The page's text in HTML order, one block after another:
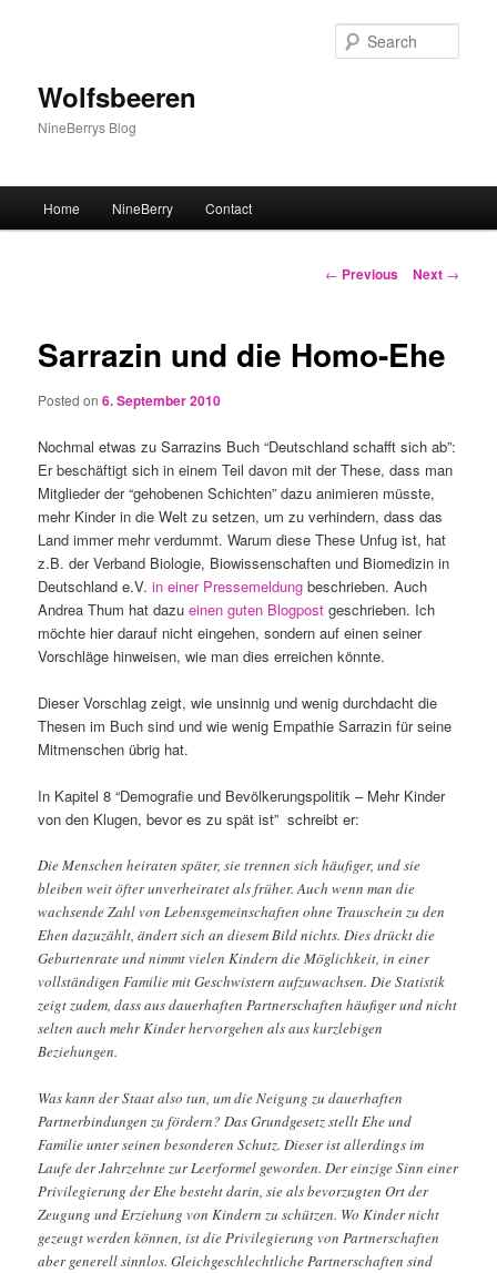
Wolfsbeeren
NineBerrys Blog
Skip to primary content
Home NineBerry Contact
Post navigation
← Previous Next →
Sarrazin und die Homo-Ehe
Posted on6. September 2010
Nochmal etwas zu Sarrazins Buch “Deutschland schafft sich ab”:
Er beschäftigt sich in einem Teil davon mit der These, dass man
Mitglieder der “gehobenen Schichten” dazu animieren müsste,
mehr Kinder in die Welt zu setzen, um zu verhindern, dass das
Land immer mehr verdummt. Warum diese These Unfug ist, hat
z.B. der Verband Biologie, Biowissenschaften und Biomedizin in
Deutschland e.V. in einer Pressemeldung beschrieben. Auch
Andrea Thum hat dazueinen guten Blogpost geschrieben. Ich
möchte hier darauf nicht eingehen, sondern auf einen seiner
Vorschläge hinweisen, wie man dies erreichen könnte.
Dieser Vorschlag zeigt, wie unsinnig und wenig durchdacht die
Thesen im Buch sind und wie wenig Empathie Sarrazin für seine
Mitmenschen übrig hat.
In Kapitel 8 “Demografie und Bevölkerungspolitik – Mehr Kinder
von den Klugen, bevor es zu spät ist” schreibt er:
Die Menschen heiraten später, sie trennen sich häufiger, und sie
bleiben weit öfter unverheiratet als früher. Auch wenn man die
wachsende Zahl von Lebensgemeinschaften ohne Trauschein zu den
Ehen dazuzählt, ändert sich an diesem Bild nichts. Dies drückt die
Geburtenrate und nimmt vielen Kindern die Möglichkeit, in einer
vollständigen Familie mit Geschwistern aufzuwachsen. Die Statistik
zeigt zudem, dass aus dauerhaften Partnerschaften häufiger und nicht
selten auch mehr Kinder hervorgehen als aus kurzlebigen
Beziehungen.
Was kann der Staat also tun, um die Neigung zu dauerhaften
Partnerbindungen zu fördern? Das Grundgesetz stellt Ehe und
Familie unter seinen besonderen Schutz. Dieser ist allerdings im
Laufe der Jahrzehnte zur Leerformel geworden. Der einzige Sinn einer
Privilegierung der Ehe besteht darin, sie als bevorzugten Ort der
Zeugung und Erziehung von Kindern zu schützen. Wo Kinder nicht
gezeugt werden können, ist die Privilegierung von Partnerschaften
aber generell sinnlos. Gleichgeschlechtliche Partnerschaften sind